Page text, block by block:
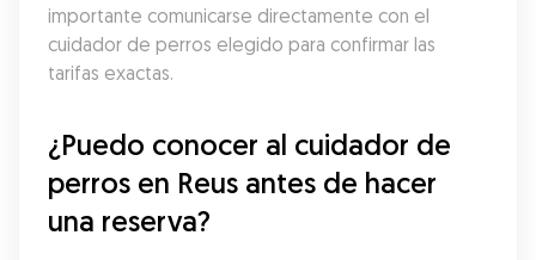
importante comunicarse directamente con el
cuidador de perros elegido para confirmar las
tarifas exactas.
¿Puedo conocer al cuidador de
perros en Reus antes de hacer
una reserva?